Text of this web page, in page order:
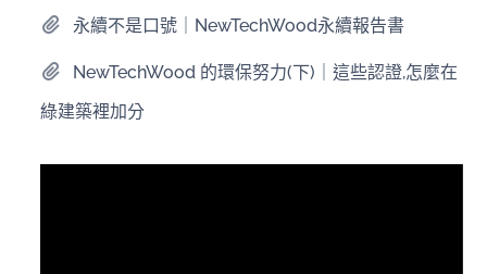
永續不是口號｜NewTechWood永續報告書
NewTechWood 的環保努力(下)｜這些認證,怎麼在
綠建築裡加分